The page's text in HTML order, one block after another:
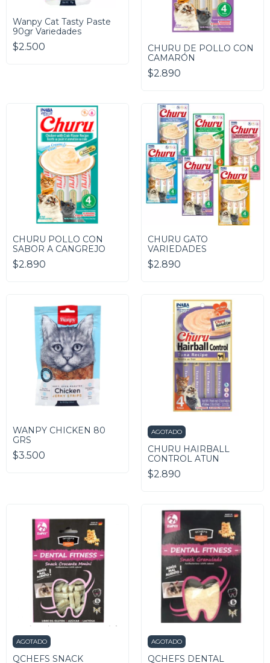
Wanpy Cat Tasty Paste
90gr Variedades
$2.500
CHURU DE POLLO CON
CAMARÓN
$2.890
CHURU POLLO CON
SABOR A CANGREJO
$2.890
CHURU GATO
VARIEDADES
$2.890
WANPY CHICKEN 80
GRS
$3.500
AGOTADO
CHURU HAIRBALL
CONTROL ATUN
$2.890
AGOTADO
QCHEFS SNACK
AGOTADO
QCHEFS DENTAL